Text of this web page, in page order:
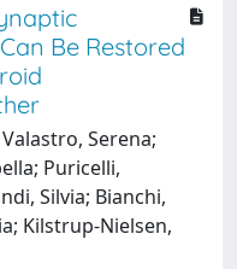
Be Restored
Serena;
Puricelli,
Silvia; Bianchi,
Kilstrup-Nielsen,